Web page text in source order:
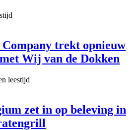
Company trekt opnieuw
Wij van de Dokken
leestijd
zet in op beleving in